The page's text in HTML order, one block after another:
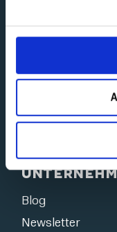
Entdecke
Zuhause
Challenge
Blog
Newsletter